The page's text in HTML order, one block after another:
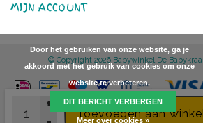
+
toevoegen aan
MIJN ACCOUNT
© Copyright 2026 Babywinkel De
Door het gebruiken van onze website, ga je
akkoord met het gebruik van cookies om onze
website te verbeteren.
DIT BERICHT VERBERGEN
Meer over cookies »